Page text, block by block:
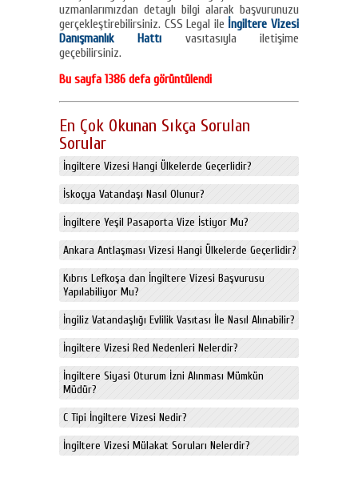
uzmanlarımızdan detaylı bilgi alarak başvurunuzu
gerçekleştirebilirsiniz. CSS Legal ile İngiltere Vizesi
Danışmanlık Hattı vasıtasıyla iletişime
geçebilirsiniz.
Bu sayfa 1386 defa görüntülendi
En Çok Okunan Sıkça Sorulan
Sorular
İngiltere Vizesi Hangi Ülkelerde Geçerlidir?
İskoçya Vatandaşı Nasıl Olunur?
İngiltere Yeşil Pasaporta Vize İstiyor Mu?
Ankara Antlaşması Vizesi Hangi Ülkelerde Geçerlidir?
Kıbrıs Lefkoşa dan İngiltere Vizesi Başvurusu
Yapılabiliyor Mu?
İngiliz Vatandaşlığı Evlilik Vasıtası İle Nasıl Alınabilir?
İngiltere Vizesi Red Nedenleri Nelerdir?
İngiltere Siyasi Oturum İzni Alınması Mümkün
Müdür?
C Tipi İngiltere Vizesi Nedir?
İngiltere Vizesi Mülakat Soruları Nelerdir?